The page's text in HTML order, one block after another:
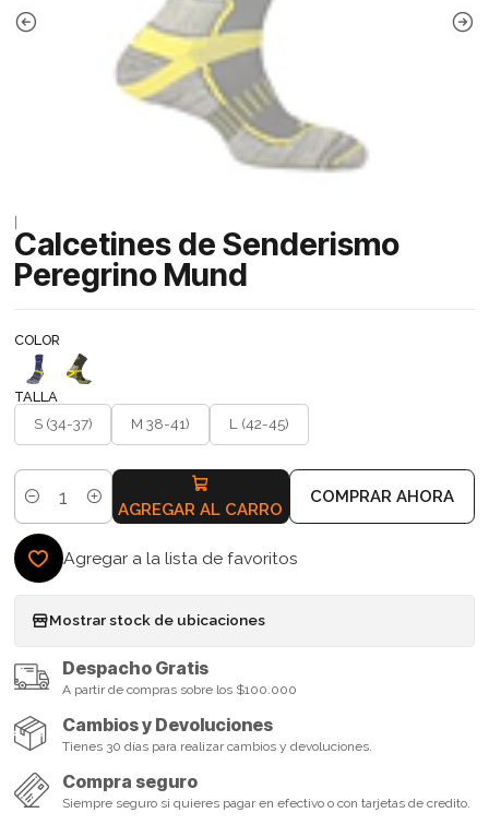
Calcetines de Senderismo
Peregrino Mund
COLOR
TALLA
S (34-37) M 38-41) L (42-45)
Cantidad AGREGAR AL CARRO
COMPRAR AHORA
Agregar a la lista de favoritos
Mostrar stock de ubicaciones
Despacho Gratis
A partir de compras sobre los $100.000
Cambios y Devoluciones
Tienes 30 días para realizar cambios y devoluciones.
Compra seguro
Siempre seguro si quieres pagar en efectivo o con tarjetas de credito.